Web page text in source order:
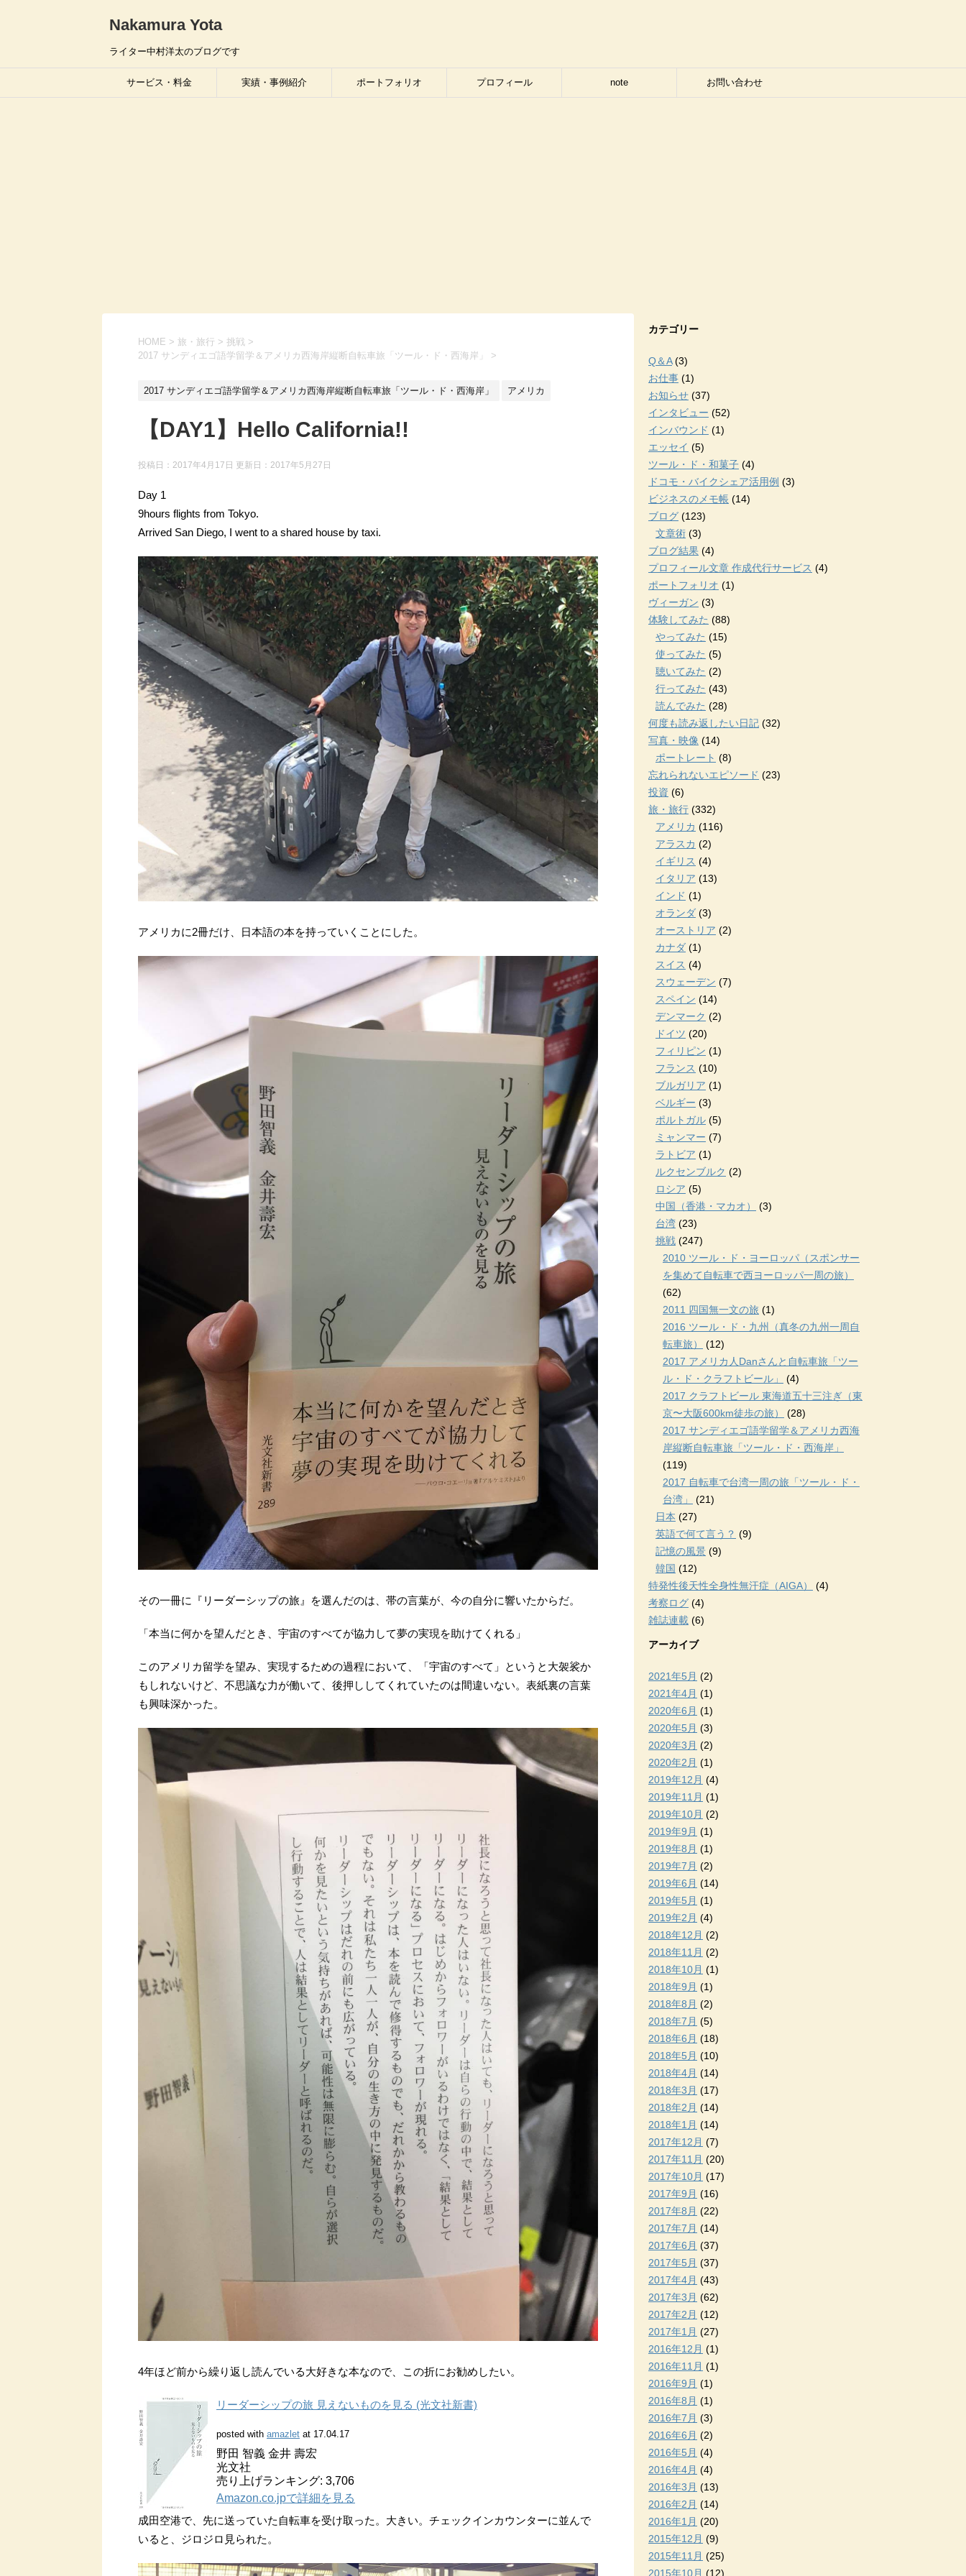
Nakamura Yota
ライター中村洋太のブログです
サービス・料金 実績・事例紹介 ポートフォリオ プロフィール note お問い合わせ
HOME > 旅・旅行 > 挑戦 >
2017 サンディエゴ語学留学＆アメリカ西海岸縦断自転車旅「ツール・ド・西海岸」
>
2017 サンディエゴ語学留学＆アメリカ西海岸縦断自転車旅「ツール・ド・西海岸」 アメリカ
【DAY1】Hello California!!
投稿日：2017年4月17日 更新日： 2017年5月27日
Day 1
9hours flights from Tokyo.
Arrived San Diego, I went to a shared house by taxi.
アメリカに2冊だけ、日本語の本を持っていくことにした。
その一冊に『リーダーシップの旅』を選んだのは、帯の言葉が、今の自分に響いたからだ。
「本当に何かを望んだとき、宇宙のすべてが協力して夢の実現を助けてくれる」
このアメリカ留学を望み、実現するための過程において、「宇宙のすべて」というと大袈裟か
もしれないけど、不思議な力が働いて、後押ししてくれていたのは間違いない。表紙裏の言葉
も興味深かった。
4年ほど前から繰り返し読んでいる大好きな本なので、この折にお勧めしたい。
リーダーシップの旅 見えないものを見る (光文社新書)
posted with amazlet at 17.04.17
野田 智義 金井 壽宏
光文社
売り上げランキング: 3,706
Amazon.co.jpで詳細を見る
成田空港で、先に送っていた自転車を受け取った。大きい。チェックインカウンターに並んで
いると、ジロジロ見られた。
カテゴリー
Q＆A(3)
お仕事 (1)
お知らせ (37)
インタビュー (52)
インバウンド (1)
エッセイ (5)
ツール・ド・和菓子 (4)
ドコモ・バイクシェア活用例 (3)
ビジネスのメモ帳 (14)
ブログ (123)
文章術 (3)
ブログ結果 (4)
プロフィール文章 作成代行サービス (4)
ポートフォリオ (1)
ヴィーガン (3)
体験してみた (88)
やってみた (15)
使ってみた (5)
聴いてみた (2)
行ってみた (43)
読んでみた (28)
何度も読み返したい日記 (32)
写真・映像 (14)
ポートレート (8)
忘れられないエピソード (23)
投資 (6)
旅・旅行 (332)
アメリカ (116)
アラスカ (2)
イギリス (4)
イタリア (13)
インド (1)
オランダ (3)
オーストリア (2)
カナダ (1)
スイス (4)
スウェーデン (7)
スペイン (14)
デンマーク (2)
ドイツ (20)
フィリピン (1)
フランス (10)
ブルガリア (1)
ベルギー (3)
ポルトガル (5)
ミャンマー (7)
ラトビア (1)
ルクセンブルク (2)
ロシア (5)
中国（香港・マカオ）
(3)
台湾 (23)
挑戦 (247)
2010 ツール・ド・ヨーロッパ（スポンサー
を集めて自転車で西ヨーロッパ一周の旅）
(62)
2011 四国無一文の旅 (1)
2016 ツール・ド・九州（真冬の九州一周自
転車旅）
(12)
2017 アメリカ人Danさんと自転車旅「ツー
ル・ド・クラフトビール」
(4)
2017 クラフトビール 東海道五十三注ぎ（東
京〜大阪600km徒歩の旅）
(28)
2017 サンディエゴ語学留学＆アメリカ西海
岸縦断自転車旅「ツール・ド・西海岸」
(119)
2017 自転車で台湾一周の旅「ツール・ド・
台湾」
(21)
日本 (27)
英語で何て言う？ (9)
記憶の風景 (9)
韓国 (12)
特発性後天性全身性無汗症（AIGA）
(4)
考察ログ (4)
雑誌連載 (6)
アーカイブ
2021年5月 (2)
2021年4月 (1)
2020年6月 (1)
2020年5月 (3)
2020年3月 (2)
2020年2月 (1)
2019年12月 (4)
2019年11月 (1)
2019年10月 (2)
2019年9月 (1)
2019年8月 (1)
2019年7月 (2)
2019年6月 (14)
2019年5月 (1)
2019年2月 (4)
2018年12月 (2)
2018年11月 (2)
2018年10月 (1)
2018年9月 (1)
2018年8月 (2)
2018年7月 (5)
2018年6月 (18)
2018年5月 (10)
2018年4月 (14)
2018年3月 (17)
2018年2月 (14)
2018年1月 (14)
2017年12月 (7)
2017年11月 (20)
2017年10月 (17)
2017年9月 (16)
2017年8月 (22)
2017年7月 (14)
2017年6月 (37)
2017年5月 (37)
2017年4月 (43)
2017年3月 (62)
2017年2月 (12)
2017年1月 (27)
2016年12月 (1)
2016年11月 (1)
2016年9月 (1)
2016年8月 (1)
2016年7月 (3)
2016年6月 (2)
2016年5月 (4)
2016年4月 (4)
2016年3月 (13)
2016年2月 (14)
2016年1月 (20)
2015年12月 (9)
2015年11月 (25)
2015年10月 (12)